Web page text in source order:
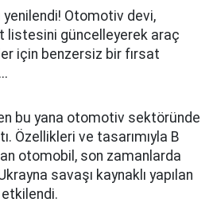
Otomotiv devi,
listesini güncelleyerek araç
için benzersiz bir fırsat
bu yana otomotiv sektöründe
Özellikleri ve tasarımıyla B
otomobil, son zamanlarda
savaşı kaynaklı yapılan